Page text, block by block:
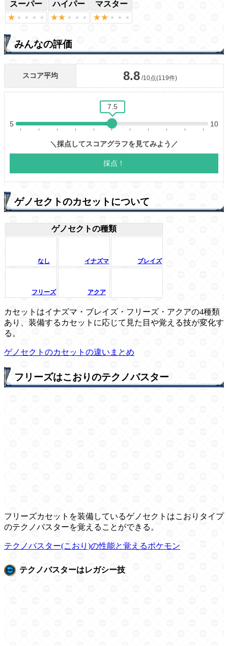
スーパー ハイパー マスター
みんなの評価
ゲノセクトのカセットについて
ゲノセクトの種類
なし イナズマ ブレイズ
フリーズ アクア
カセットはイナズマ・ブレイズ・フリーズ・アクアの4種類
あり、装備するカセットに応じて見た目や覚える技が変化す
る。
ゲノセクトのカセットの違いまとめ
フリーズはこおりのテクノバスター
フリーズカセットを装備しているゲノセクトはこおりタイプ
のテクノバスターを覚えることができる。
テクノバスター(こおり)の性能と覚えるポケモン
テクノバスターはレガシー技